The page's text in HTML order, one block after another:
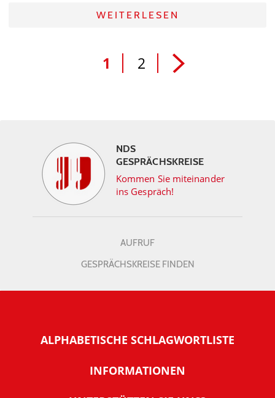
WEITERLESEN
1 2
NDS
GESPRÄCHSKREISE
Kommen Sie miteinander
ins Gespräch!
AUFRUF
GESPRÄCHSKREISE FINDEN
ALPHABETISCHE SCHLAGWORTLISTE
INFORMATIONEN
Warum NachDenkSeiten